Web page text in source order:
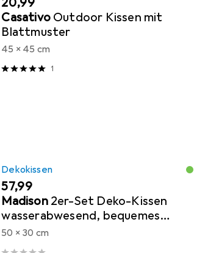
Casativo Outdoor Kissen mit
Blattmuster
45 x 45 cm
1
Dekokissen
EUR
57,99
Madison 2er-Set Deko-Kissen
wasserabwesend, bequemes
Outdoorkissen, dunkel grau, 50 x
30 x 10 cm
50 x 30 cm